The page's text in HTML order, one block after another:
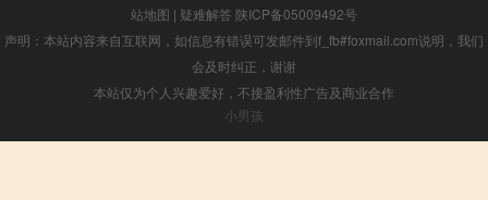
站地图 | 疑难解答 陕ICP备05009492号
声明：本站内容来自互联网，如信息有错误可发邮件到f_fb#foxmail.com说明，我们
会及时纠正，谢谢
本站仅为个人兴趣爱好，不接盈利性广告及商业合作
小男孩